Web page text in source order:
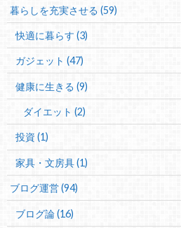
暮らしを充実させる (59)
快適に暮らす (3)
ガジェット (47)
健康に生きる (9)
ダイエット (2)
投資 (1)
家具・文房具 (1)
ブログ運営 (94)
ブログ論 (16)